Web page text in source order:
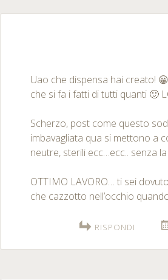
Uao che dispensa hai creato!
che si fa i fatti di tutti quanti 🙂
Scherzo, post come questo
imbavagliata qua si mettono a
neutre, sterili ecc…ecc.. senza
OTTIMO LAVORO… ti sei
che cazzotto nell’occhio
RISPONDI